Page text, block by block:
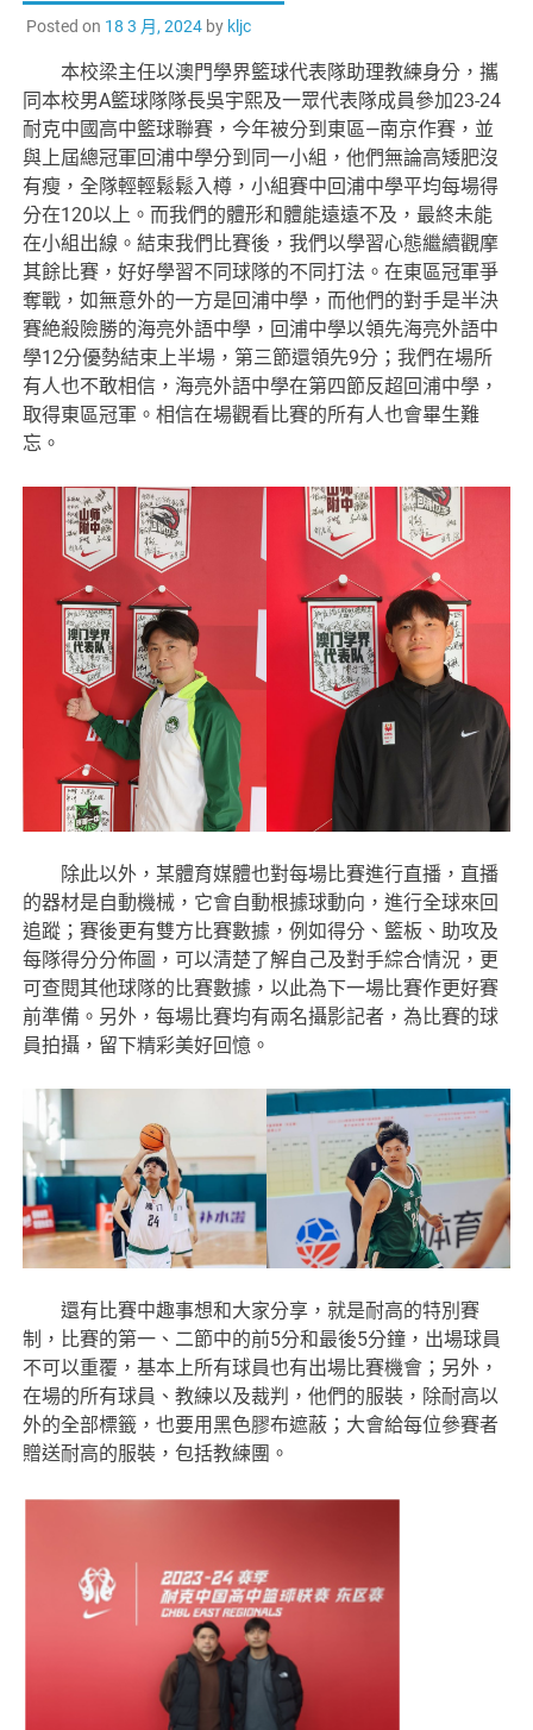
Posted on 18 3 月, 2024by kljc
本校梁主任以澳門學界籃球代表隊助理教練身分，攜
同本校男A籃球隊隊長吳宇熙及一眾代表隊成員參加23-24
耐克中國高中籃球聯賽，今年被分到東區—南京作賽，並
與上屆總冠軍回浦中學分到同一小組，他們無論高矮肥沒
有瘦，全隊輕輕鬆鬆入樽，小組賽中回浦中學平均每場得
分在120以上。而我們的體形和體能遠遠不及，最終未能
在小組出線。結束我們比賽後，我們以學習心態繼續觀摩
其餘比賽，好好學習不同球隊的不同打法。在東區冠軍爭
奪戰，如無意外的一方是回浦中學，而他們的對手是半決
賽絶殺險勝的海亮外語中學，回浦中學以領先海亮外語中
學12分優勢結束上半場，第三節還領先9分；我們在場所
有人也不敢相信，海亮外語中學在第四節反超回浦中學，
取得東區冠軍。相信在場觀看比賽的所有人也會畢生難
忘。
除此以外，某體育媒體也對每場比賽進行直播，直播
的器材是自動機械，它會自動根據球動向，進行全球來回
追蹤；賽後更有雙方比賽數據，例如得分、籃板、助攻及
每隊得分分佈圖，可以清楚了解自己及對手綜合情況，更
可查閱其他球隊的比賽數據，以此為下一場比賽作更好賽
前準備。另外，每場比賽均有兩名攝影記者，為比賽的球
員拍攝，留下精彩美好回憶。
還有比賽中趣事想和大家分享，就是耐高的特別賽
制，比賽的第一、二節中的前5分和最後5分鐘，出場球員
不可以重覆，基本上所有球員也有出場比賽機會；另外，
在場的所有球員、教練以及裁判，他們的服裝，除耐高以
外的全部標籤，也要用黑色膠布遮蔽；大會給每位參賽者
贈送耐高的服裝，包括教練團。